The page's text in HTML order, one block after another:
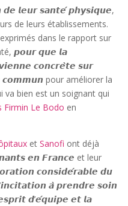
𝙡𝙚𝙪𝙧 𝙨𝙖𝙣𝙩𝙚́ 𝙥𝙝𝙮𝙨𝙞𝙦𝙪𝙚,
de leurs établissements.
dans le rapport sur
𝙥𝙤𝙪𝙧 𝙦𝙪𝙚 𝙡𝙖
𝙘𝙤𝙣𝙘𝙧𝙚̀𝙩𝙚 𝙨𝙪𝙧
𝙘𝙤𝙢𝙢𝙪𝙣 pour améliorer la
va bien est un soignant qui
Firmin Le Bodo en
etSanofi ont déjà
𝙚𝙣 𝙁𝙧𝙖𝙣𝙘𝙚 et leur
𝙘𝙤𝙣𝙨𝙞𝙙𝙚́𝙧𝙖𝙗𝙡𝙚 𝙙𝙪
𝙖̀ 𝙥𝙧𝙚𝙣𝙙𝙧𝙚 𝙨𝙤𝙞𝙣
𝙙’𝙚́𝙦𝙪𝙞𝙥𝙚 𝙚𝙩 𝙡𝙖